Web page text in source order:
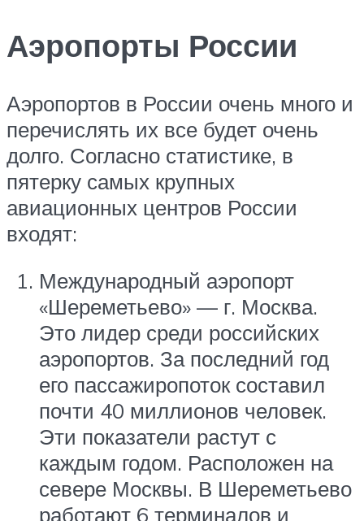
Аэропорты России
Аэропортов в России очень много и
перечислять их все будет очень
долго. Согласно статистике, в
пятерку самых крупных
авиационных центров России
входят:
Международный аэропорт
«Шереметьево» — г. Москва.
Это лидер среди российских
аэропортов. За последний год
его пассажиропоток составил
почти 40 миллионов человек.
Эти показатели растут с
каждым годом. Расположен на
севере Москвы. В Шереметьево
работают 6 терминалов и